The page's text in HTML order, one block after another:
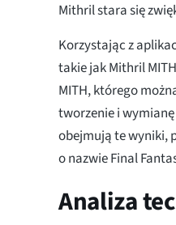
Mithril stara się
Korzystając z
takie jak Mithril
MITH, którego
tworzenie i
obejmują te wyniki,
o nazwie Final
Analiza